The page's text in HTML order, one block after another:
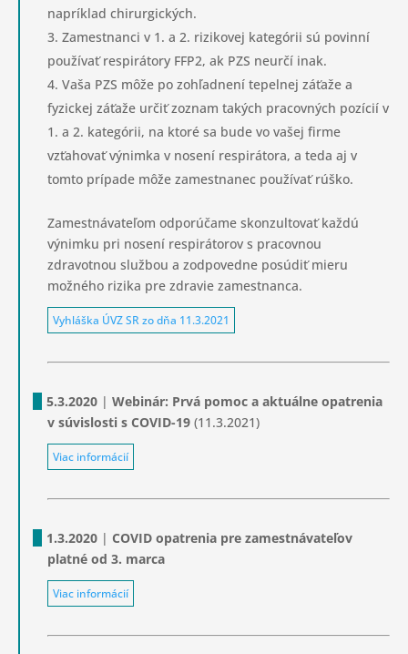
napríklad chirurgických.
Zamestnanci v 1. a 2. rizikovej kategórii sú povinní
používať respirátory FFP2, ak PZS neurčí inak.
Vaša PZS môže po zohľadnení tepelnej záťaže a
fyzickej záťaže určiť zoznam takých pracovných pozícií v
1. a 2. kategórii, na ktoré sa bude vo vašej firme
vzťahovať výnimka v nosení respirátora, a teda aj v
tomto prípade môže zamestnanec používať rúško.
Zamestnávateľom odporúčame skonzultovať každú
výnimku pri nosení respirátorov s pracovnou
zdravotnou službou a zodpovedne posúdiť mieru
možného rizika pre zdravie zamestnanca.
Vyhláška ÚVZ SR zo dňa 11.3.2021
5.3.2020 | Webinár: Prvá pomoc a aktuálne opatrenia
v súvislosti s COVID-19 (11.3.2021)
Viac informácií
1.3.2020 | COVID opatrenia pre zamestnávateľov
platné od 3. marca
Viac informácií